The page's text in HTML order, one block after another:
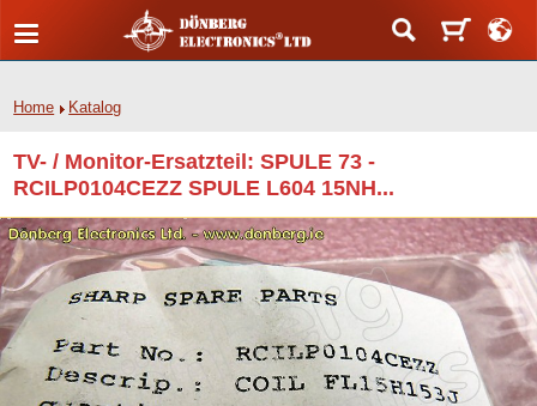
Home Katalog
TV- / Monitor-Ersatzteil: SPULE 73 -
RCILP0104CEZZ SPULE L604 15NH...